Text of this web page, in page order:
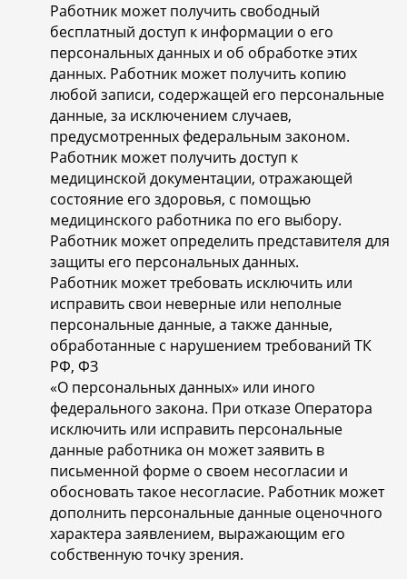
Работник может получить свободный
бесплатный доступ к информации о его
персональных данных и об обработке этих
данных. Работник может получить копию
любой записи, содержащей его персональные
данные, за исключением случаев,
предусмотренных федеральным законом.
Работник может получить доступ к
медицинской документации, отражающей
состояние его здоровья, с помощью
медицинского работника по его выбору.
Работник может определить представителя для
защиты его персональных данных.
Работник может требовать исключить или
исправить свои неверные или неполные
персональные данные, а также данные,
обработанные с нарушением требований ТК
РФ, ФЗ
«О персональных данных» или иного
федерального закона. При отказе Оператора
исключить или исправить персональные
данные работника он может заявить в
письменной форме о своем несогласии и
обосновать такое несогласие. Работник может
дополнить персональные данные оценочного
характера заявлением, выражающим его
собственную точку зрения.